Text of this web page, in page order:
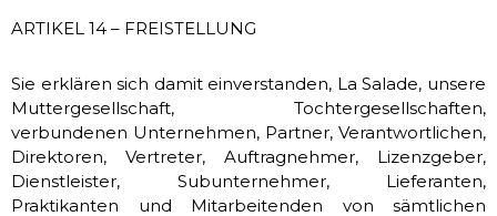
ARTIKEL 14 – FREISTELLUNG
Sie erklären sich damit einverstanden, La Salade, unsere
Muttergesellschaft, Tochtergesellschaften,
verbundenen Unternehmen, Partner, Verantwortlichen,
Direktoren, Vertreter, Auftragnehmer, Lizenzgeber,
Dienstleister, Subunternehmer, Lieferanten,
Praktikanten und Mitarbeitenden von sämtlichen